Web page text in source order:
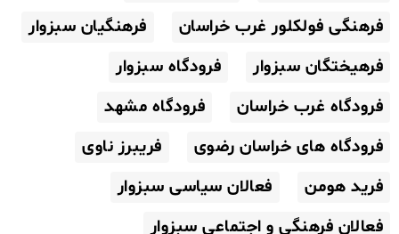
فرهنگی فولکلور غرب خراسان
فرهنگیان سبزوار
فرهیختگان سبزوار
فرودگاه سبزوار
فرودگاه غرب خراسان
فرودگاه مشهد
فرودگاه های خراسان رضوی
فریبرز ناوی
فرید هومن
فعالان سیاسی سبزوار
فعالان فرهنگی و اجتماعی سبزوار